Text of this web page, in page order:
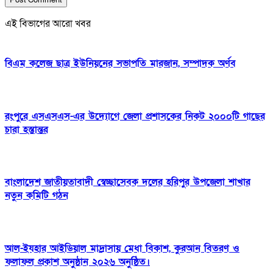
এই বিভাগের আরো খবর
বিএম কলেজ ছাত্র ইউনিয়নের সভাপতি মারজান, সম্পাদক অর্ণব
রংপুরে এসএসএস-এর উদ্যোগে জেলা প্রশাসকের নিকট ২০০০টি গাছের
চারা হস্তান্তর
বাংলাদেশ জাতীয়তাবাদী স্বেচ্ছাসেবক দলের হরিপুর উপজেলা শাখার
নতুন কমিটি গঠন
আল-ইযহার আইডিয়াল মাদ্রাসায় মেধা বিকাশ, কুরআন বিতরণ ও
ফলাফল প্রকাশ অনুষ্ঠান ২০২৬ অনুষ্ঠিত।